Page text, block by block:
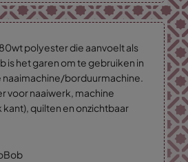
polyester die aanvoelt als
is het garen om te gebruiken in
naaimachine/borduurmachine.
voor naaiwerk, machine
quilten en onzichtbaar